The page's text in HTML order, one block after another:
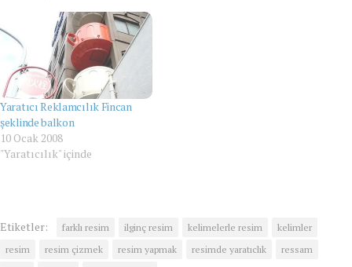
ilginç olmuş. Aşağıda bu
resimleri görebilirsiniz.
Yaratıcı Reklamcılık Fincan
şeklinde balkon
10 Ocak 2008
"Yaratıcılık" içinde
Etiketler: farklı resim ilginç resim kelimelerle resim
kelimler
resim
resim çizmek resim yapmak resimde yaratıclık
ressam